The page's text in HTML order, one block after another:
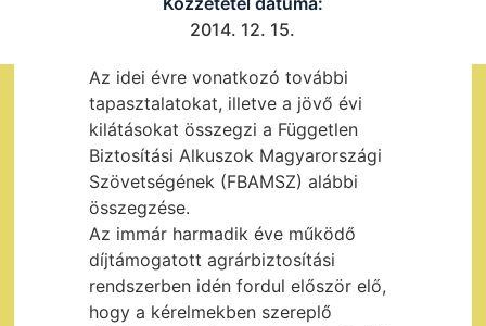
2014. 12. 15.
Az idei évre vonatkozó további
tapasztalatokat, illetve a jövő évi
kilátásokat összegzi a Független
Biztosítási Alkuszok Magyarországi
Szövetségének (FBAMSZ) alábbi
összegzése.
Az immár harmadik éve működő
díjtámogatott agrárbiztosítási
rendszerben idén fordul először elő,
hogy a kérelmekben szereplő